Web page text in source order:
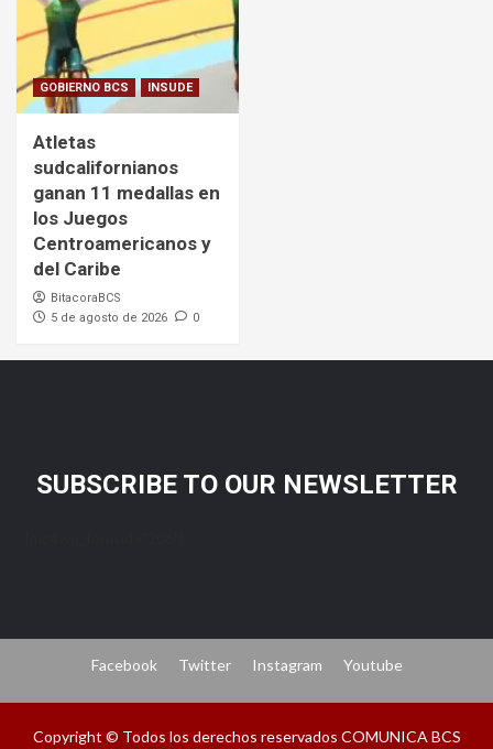
GOBIERNO BCS INSUDE
Atletas
sudcalifornianos
ganan 11 medallas en
los Juegos
Centroamericanos y
del Caribe
BitacoraBCS
5 de agosto de 2026
0
SUBSCRIBE TO OUR NEWSLETTER
Facebook Twitter Instagram Youtube
Copyright © Todos los derechos reservados COMUNICA BCS